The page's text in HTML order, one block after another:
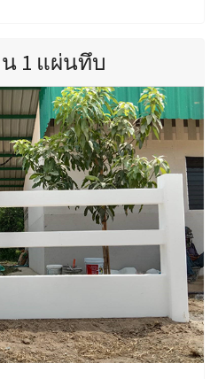
1 แผ่นทึบ